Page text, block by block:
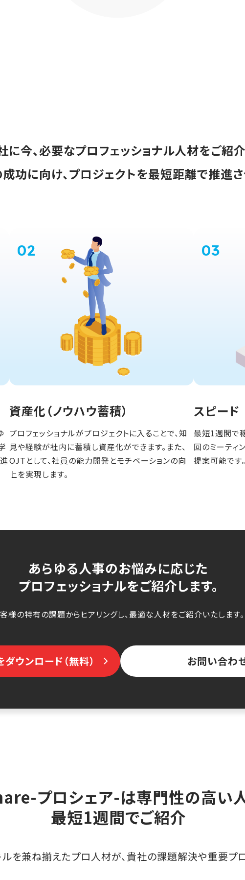
に今、必要なプロフェッショナル人材をご紹介
功に向け、プロジェクトを最短距離で推進さ
資産化（ノウハウ蓄積）
プロフェッショナルがプロジェクトに入ることで、知
見や経験が社内に蓄積し資産化ができます。また、
OJTとして、社員の能力開発とモチベーションの向
上を実現します。
スピード
最短1週間で
回のミーティ
提案可能です。
あらゆる人事のお悩みに応じた
プロフェッショナルをご紹介します。
様の特有の課題からヒアリングし、最適な人材をご紹介いたします。
ウンロード（無料） お問い合わ
プロシェア-は専門性の高い
最短1週間でご紹介
を兼ね揃えたプロ人材が、貴社の課題解決や重要プ